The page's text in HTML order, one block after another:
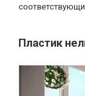
Пластик